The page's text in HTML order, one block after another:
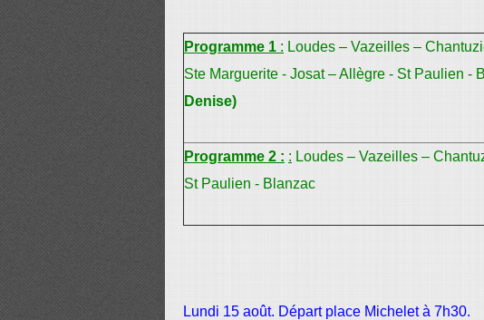
Programme 1 : Loudes – Vazeilles –
Ste Marguerite - Josat – Allègre - St Paulien -
Denise)
Programme 2 : : Loudes – Vazeilles –
St Paulien - Blanzac
Lundi 15 août. Départ place Michelet à 7h30.